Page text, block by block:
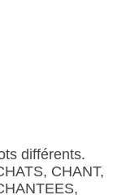
différents.
CHANT,